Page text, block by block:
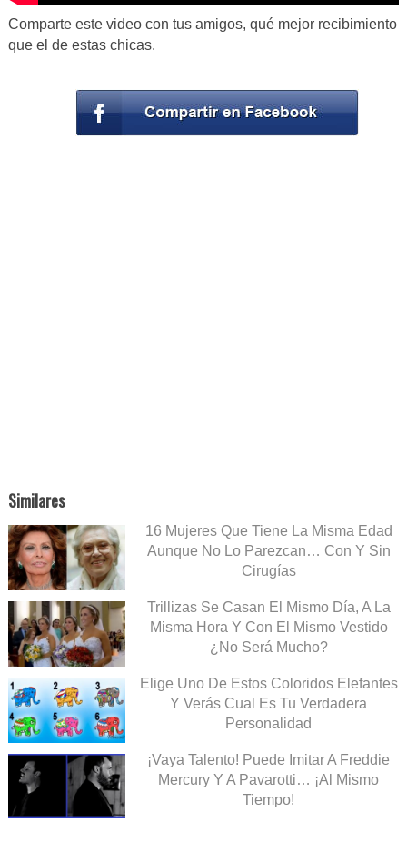
Comparte este video con tus amigos, qué mejor recibimiento
que el de estas chicas.
Similares
16 Mujeres Que Tiene La Misma Edad
Aunque No Lo Parezcan… Con Y Sin
Cirugías
Trillizas Se Casan El Mismo Día, A La
Misma Hora Y Con El Mismo Vestido
¿No Será Mucho?
Elige Uno De Estos Coloridos Elefantes
Y Verás Cual Es Tu Verdadera
Personalidad
¡Vaya Talento! Puede Imitar A Freddie
Mercury Y A Pavarotti… ¡Al Mismo
Tiempo!